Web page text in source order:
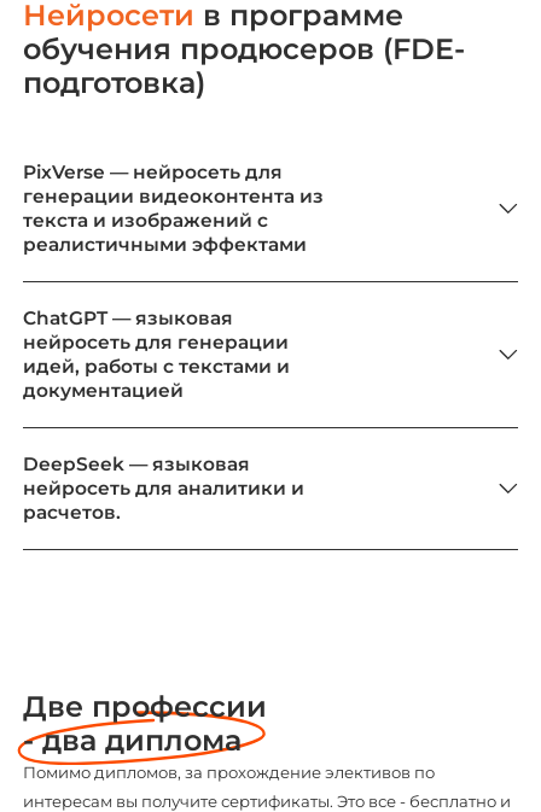
Нейросети в программе
обучения продюсеров (FDE-
подготовка)
PixVerse — нейросеть для
генерации видеоконтента из
текста и изображений с
реалистичными эффектами
ChatGPT — языковая
нейросеть для генерации
идей, работы с текстами и
документацией
DeepSeek — языковая
нейросеть для аналитики и
расчетов.
Две профессии
- два диплома
Помимо дипломов, за прохождение элективов по
интересам вы получите сертификаты. Это все - бесплатно и